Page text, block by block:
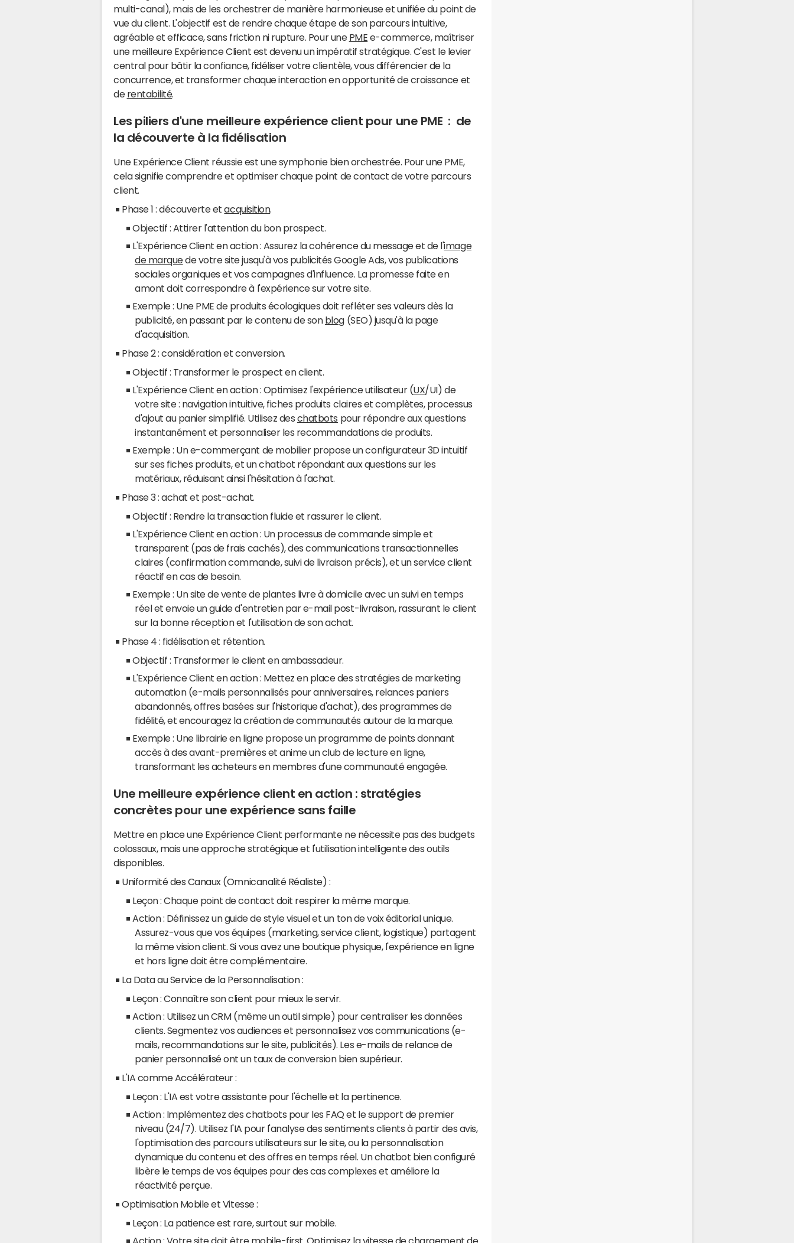
multi-canal), mais de les orchestrer de manière harmonieuse et unifiée du point de
vue du client. L'objectif est de rendre chaque étape de son parcours intuitive,
agréable et efficace, sans friction ni rupture. Pour une PME e-commerce, maîtriser
une meilleure Expérience Client est devenu un impératif stratégique. C'est le levier
central pour bâtir la confiance, fidéliser votre clientèle, vous différencier de la
concurrence, et transformer chaque interaction en opportunité de croissance et
de rentabilité.
Les piliers d'une meilleure expérience client pour une PME : de
la découverte à la fidélisation
Une Expérience Client réussie est une symphonie bien orchestrée. Pour une PME,
cela signifie comprendre et optimiser chaque point de contact de votre parcours
client.
Phase 1 : découverte etacquisition.
Objectif : Attirer l'attention du bon prospect.
L'Expérience Client en action : Assurez la cohérence du message et de l'image
de marquede votre site jusqu'à vos publicités Google Ads, vos publications
sociales organiques et vos campagnes d'influence. La promesse faite en
amont doit correspondre à l'expérience sur votre site.
Exemple : Une PME de produits écologiques doit refléter ses valeurs dès la
publicité, en passant par le contenu de son blog(SEO) jusqu'à la page
d'acquisition.
Phase 2 : considération et conversion.
Objectif : Transformer le prospect en client.
L'Expérience Client en action : Optimisez l'expérience utilisateur (UX/UI) de
votre site : navigation intuitive, fiches produits claires et complètes, processus
d'ajout au panier simplifié. Utilisez des chatbots pour répondre aux questions
instantanément et personnaliser les recommandations de produits.
Exemple : Un e-commerçant de mobilier propose un configurateur 3D intuitif
sur ses fiches produits, et un chatbot répondant aux questions sur les
matériaux, réduisant ainsi l'hésitation à l'achat.
Phase 3 : achat et post-achat.
Objectif : Rendre la transaction fluide et rassurer le client.
L'Expérience Client en action : Un processus de commande simple et
transparent (pas de frais cachés), des communications transactionnelles
claires (confirmation commande, suivi de livraison précis), et un service client
réactif en cas de besoin.
Exemple : Un site de vente de plantes livre à domicile avec un suivi en temps
réel et envoie un guide d'entretien par e-mail post-livraison, rassurant le client
sur la bonne réception et l'utilisation de son achat.
Phase 4 : fidélisation et rétention.
Objectif : Transformer le client en ambassadeur.
L'Expérience Client en action : Mettez en place des stratégies de marketing
automation (e-mails personnalisés pour anniversaires, relances paniers
abandonnés, offres basées sur l'historique d'achat), des programmes de
fidélité, et encouragez la création de communautés autour de la marque.
Exemple : Une librairie en ligne propose un programme de points donnant
accès à des avant-premières et anime un club de lecture en ligne,
transformant les acheteurs en membres d'une communauté engagée.
Une meilleure expérience client en action : stratégies
concrètes pour une expérience sans faille
Mettre en place une Expérience Client performante ne nécessite pas des budgets
colossaux, mais une approche stratégique et l'utilisation intelligente des outils
disponibles.
Uniformité des Canaux (Omnicanalité Réaliste) :
Leçon : Chaque point de contact doit respirer la même marque.
Action : Définissez un guide de style visuel et un ton de voix éditorial unique.
Assurez-vous que vos équipes (marketing, service client, logistique) partagent
la même vision client. Si vous avez une boutique physique, l'expérience en ligne
et hors ligne doit être complémentaire.
La Data au Service de la Personnalisation :
Leçon : Connaître son client pour mieux le servir.
Action : Utilisez un CRM (même un outil simple) pour centraliser les données
clients. Segmentez vos audiences et personnalisez vos communications (e-
mails, recommandations sur le site, publicités). Les e-mails de relance de
panier personnalisé ont un taux de conversion bien supérieur.
L'IA comme Accélérateur :
Leçon : L'IA est votre assistante pour l'échelle et la pertinence.
Action : Implémentez des chatbots pour les FAQ et le support de premier
niveau (24/7). Utilisez l'IA pour l'analyse des sentiments clients à partir des avis,
l'optimisation des parcours utilisateurs sur le site, ou la personnalisation
dynamique du contenu et des offres en temps réel. Un chatbot bien configuré
libère le temps de vos équipes pour des cas complexes et améliore la
réactivité perçue.
Optimisation Mobile et Vitesse :
Leçon : La patience est rare, surtout sur mobile.
Action : Votre site doit être mobile-first. Optimisez la vitesse de chargement de